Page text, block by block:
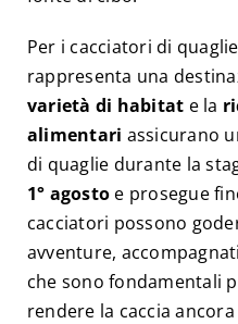
Per i cacciatori di
rappresenta una
varietà di habitat e la
alimentari assicurano
di quaglie durante la
1° agosto e prosegue
cacciatori possono
avventure,
che sono fondamentali
rendere la caccia